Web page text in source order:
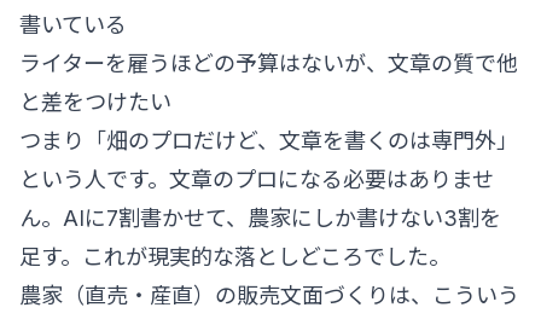
書いている
ライターを雇うほどの予算はないが、文章の質で他
と差をつけたい
つまり「畑のプロだけど、文章を書くのは専門外」
という人です。文章のプロになる必要はありませ
ん。AIに7割書かせて、農家にしか書けない3割を
足す。これが現実的な落としどころでした。
農家（直売・産直）の販売文面づくりは、こういう